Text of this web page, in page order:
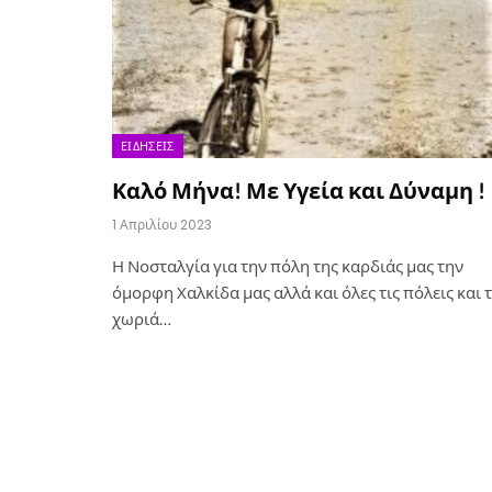
ΕΙΔΉΣΕΙΣ
Καλό Μήνα! Με Υγεία και Δύναμη !
1 Απριλίου 2023
Η Νοσταλγία για την πόλη της καρδιάς μας την
όμορφη Χαλκίδα μας αλλά και όλες τις πόλεις και
χωριά…